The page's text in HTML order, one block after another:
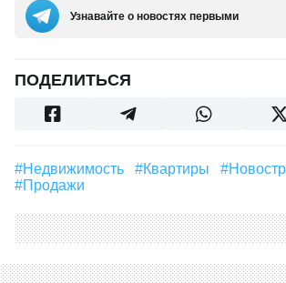
Узнавайте о новостях первыми
ПОДЕЛИТЬСЯ
#Недвижимость #квартиры
#продажи